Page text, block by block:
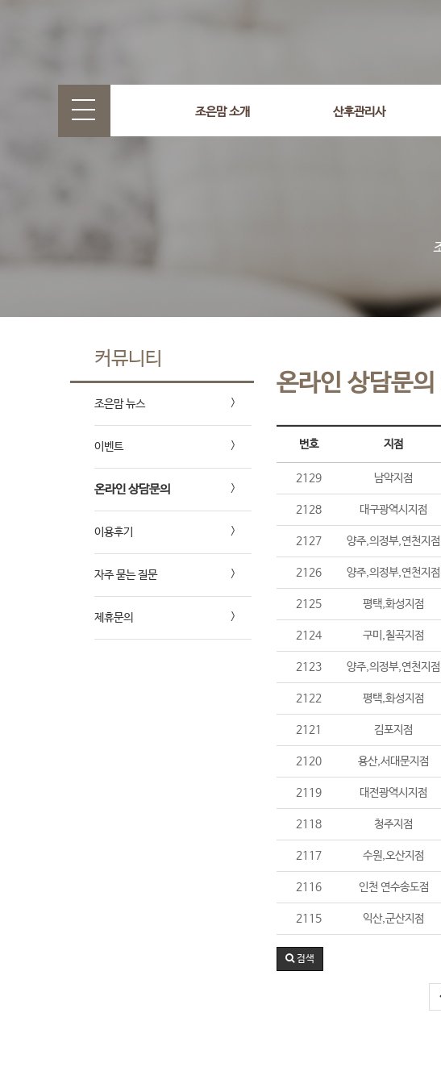
조은맘 소개 산후관리사
커뮤니티
조은맘 뉴스
이벤트
온라인 상담문의
이용후기
자주 묻는 질문
제휴문의
온라인 상담문의
번호 지점
2129 남악지점
2128 대구광역시지점
2127 양주,의정부,연천지점
2126 양주,의정부,연천지점
2125 평택,화성지점
2124 구미,칠곡지점
2123 양주,의정부,연천지점
2122 평택,화성지점
2121 김포지점
2120 용산,서대문지점
2119 대전광역시지점
2118 청주지점
2117 수원,오산지점
2116 인천 연수송도점
2115 익산,군산지점
검색